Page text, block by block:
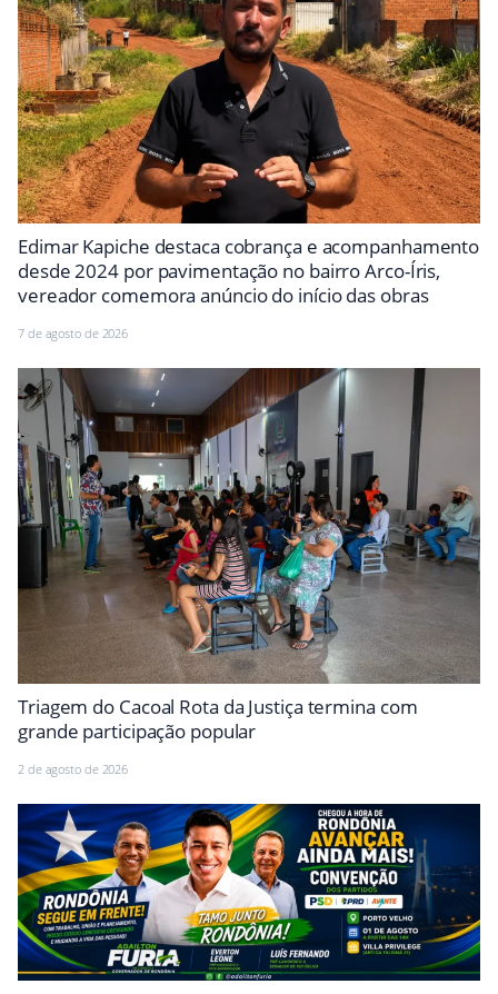
Edimar Kapiche destaca cobrança e acompanhamento
desde 2024 por pavimentação no bairro Arco-Íris,
vereador comemora anúncio do início das obras
7 de agosto de 2026
Triagem do Cacoal Rota da Justiça termina com
grande participação popular
2 de agosto de 2026